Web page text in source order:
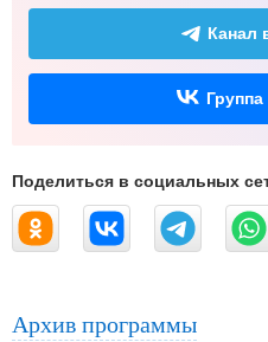
Канал
Поделиться в социальных
Архив программы